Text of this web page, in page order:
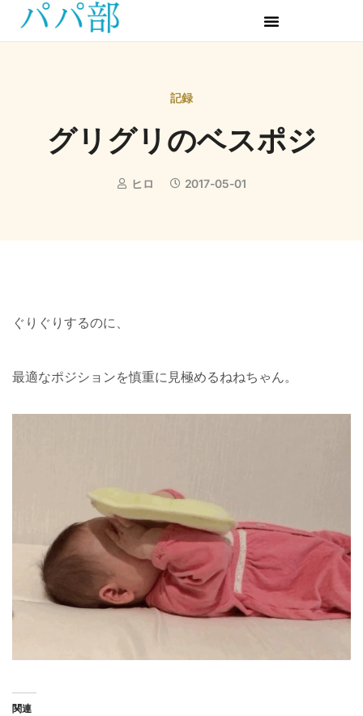
記録
グリグリのベスポジ
ヒロ 2017-05-01
ぐりぐりするのに、
最適なポジションを慎重に見極めるねねちゃん。
関連